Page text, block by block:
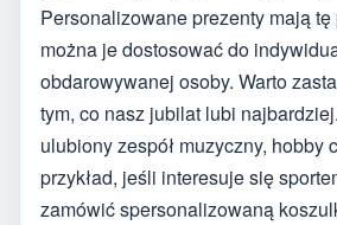
Personalizowane prezenty mają
można je dostosować do
obdarowywanej osoby. Warto
tym, co nasz jubilat lubi
ulubiony zespół muzyczny, hobby
przykład, jeśli interesuje się
zamówić spersonalizowaną